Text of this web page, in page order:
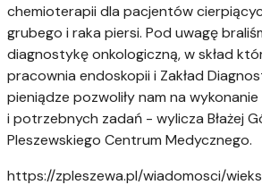
chemioterapii dla pacjentów
grubego i raka piersi. Pod uwagę
diagnostykę onkologiczną, w skład
pracownia endoskopii i Zakład
pieniądze pozwoliły nam na
i potrzebnych zadań - wylicza Błażej
Pleszewskiego Centrum Medycznego.
https://zpleszewa.pl/wiadomosci/